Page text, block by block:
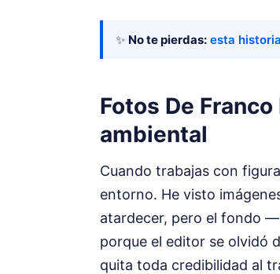
✨ No te pierdas: esta historia
Fotos De
ambiental
Cuando trabajas con
entorno. He visto
atardecer, pero el fondo
porque el editor se olvidó
quita toda credibilidad al